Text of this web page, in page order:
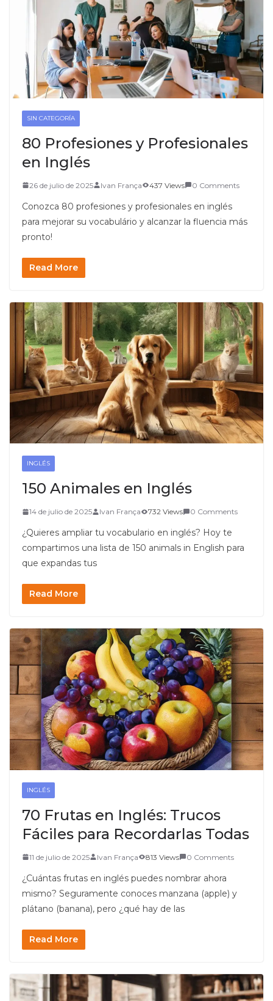
SIN CATEGORÍA
80 Profesiones y Profesionales
en Inglés
26 de julio de 2025 Ivan França 437 Views 0 Comments
Conozca 80 profesiones y profesionales en inglés
para mejorar su vocabulário y alcanzar la fluencia más
pronto!
Read More
INGLÉS
150 Animales en Inglés
14 de julio de 2025 Ivan França 732 Views 0 Comments
¿Quieres ampliar tu vocabulario en inglés? Hoy te
compartimos una lista de 150 animals in English para
que expandas tus
Read More
INGLÉS
70 Frutas en Inglés: Trucos
Fáciles para Recordarlas Todas
11 de julio de 2025 Ivan França 813 Views 0 Comments
¿Cuántas frutas en inglés puedes nombrar ahora
mismo? Seguramente conoces manzana (apple) y
plátano (banana), pero ¿qué hay de las
Read More